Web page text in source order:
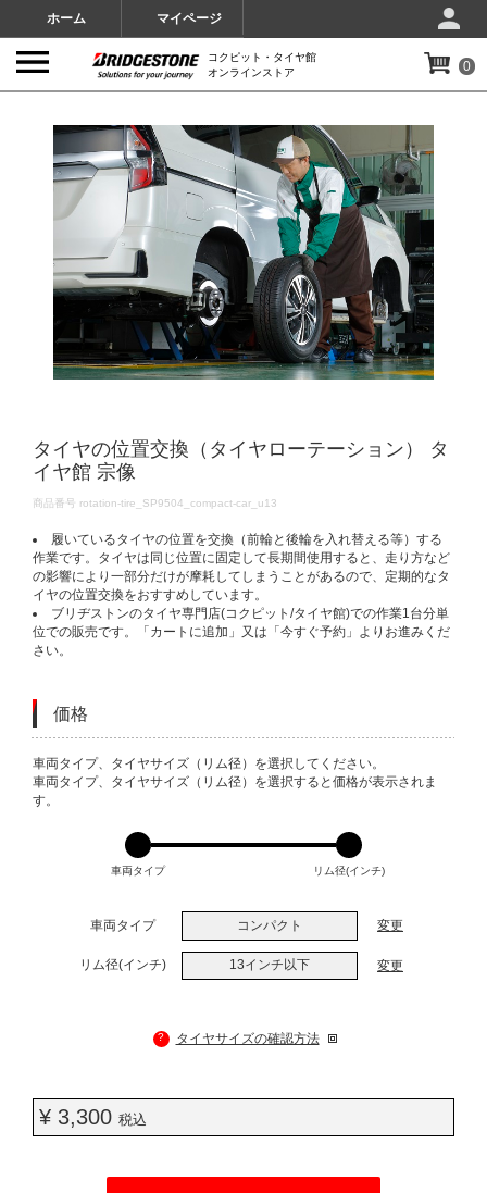
ホーム マイページ
コクピット・タイヤ館
オンラインストア
0
タイヤの位置交換（タイヤローテーション） タ
イヤ館 宗像
DETAILS
商品番号 rotation-tire_SP9504_compact-car_u13
履いているタイヤの位置を交換（前輪と後輪を入れ替える等）する
作業です。タイヤは同じ位置に固定して長期間使用すると、走り方など
の影響により一部分だけが摩耗してしまうことがあるので、定期的なタ
イヤの位置交換をおすすめしています。
ブリヂストンのタイヤ専門店(コクピット/タイヤ館)での作業1台分単
位での販売です。「カートに追加」又は「今すぐ予約」よりお進みくだ
さい。
価格
VARIATIONS
車両タイプ、タイヤサイズ（リム径）を選択してください。
車両タイプ、タイヤサイズ（リム径）を選択すると価格が表示されま
す。
車両タイプ リム径(インチ)
車両タイプ コンパクト 変更
リム径(インチ) 13インチ以下 変更
? タイヤサイズの確認方法
¥ 3,300 税込